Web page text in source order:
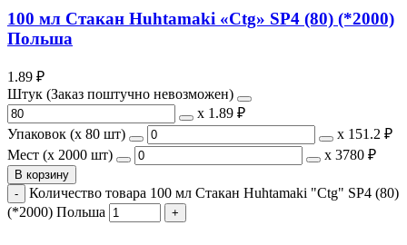
100 мл Стакан Huhtamaki «Ctg» SP4 (80) (*2000)
Польша
1.89 ₽
Штук (Заказ поштучно невозможен)
х 1.89 ₽
Упаковок (x 80 шт)
х 151.2 ₽
Мест (x 2000 шт)
х 3780 ₽
В корзину
Количество товара 100 мл Стакан Huhtamaki "Ctg" SP4 (80)
(*2000) Польша